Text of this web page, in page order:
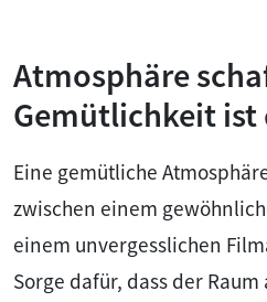
Atmosphäre
Gemütlichkeit ist
Eine gemütliche
zwischen einem
einem unvergesslichen
Sorge dafür, dass der